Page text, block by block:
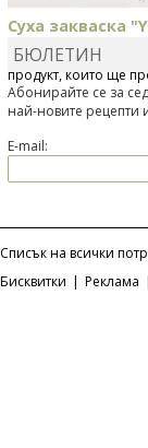
Суха закваска
Отскоро Лесафр
продукт, който ще
БЮЛЕТИН
Абонирайте се за
най-новите рецепти
E-mail:
Списък на всички
Бисквитки | Реклама |